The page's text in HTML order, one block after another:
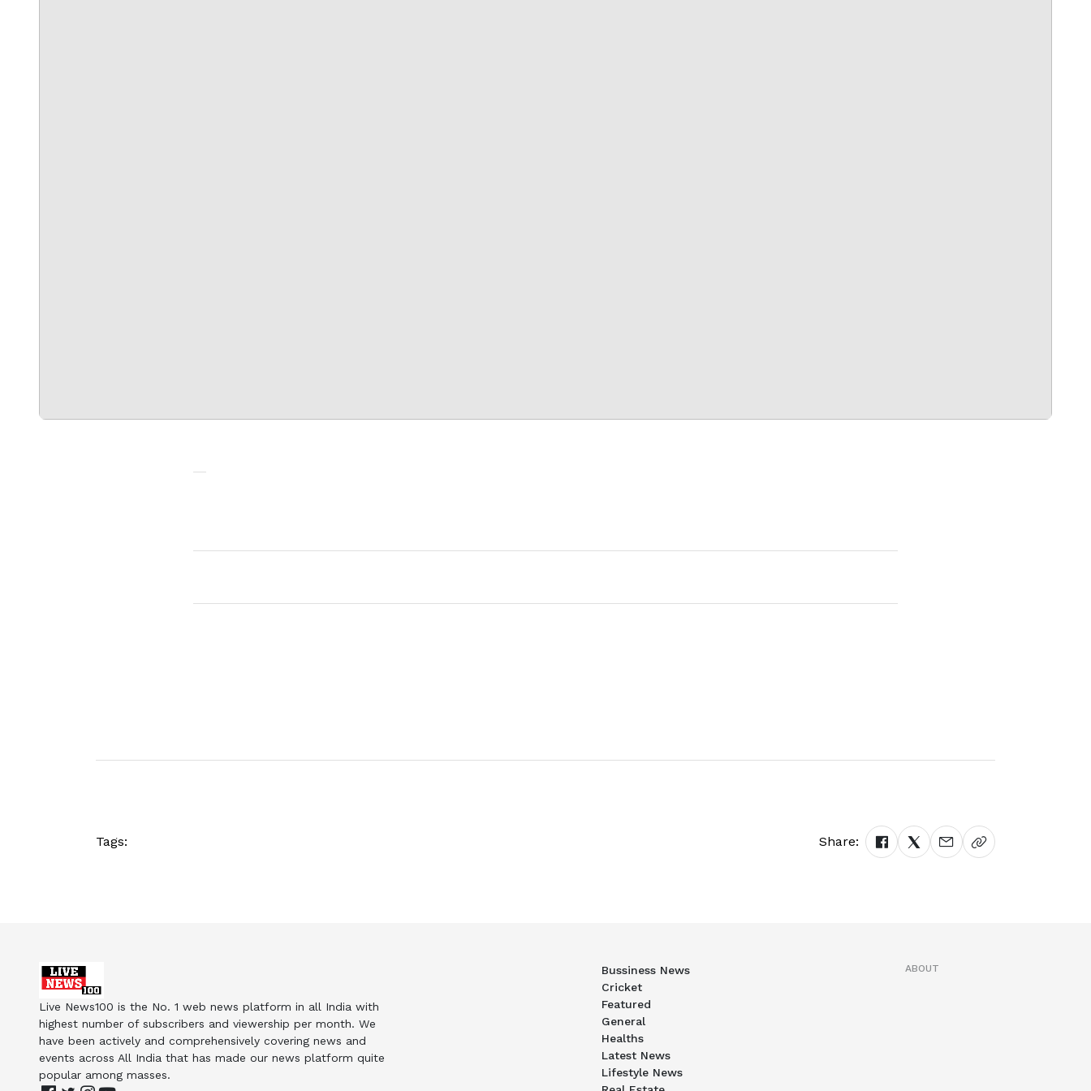
Tags: Share:
Live News100 is the No. 1 web news platform in all India with
highest number of subscribers and viewership per month. We
have been actively and comprehensively covering news and
events across All India that has made our news platform quite
popular among masses.
Bussiness News
Cricket
Featured
General
Healths
Latest News
Lifestyle News
ABOUT